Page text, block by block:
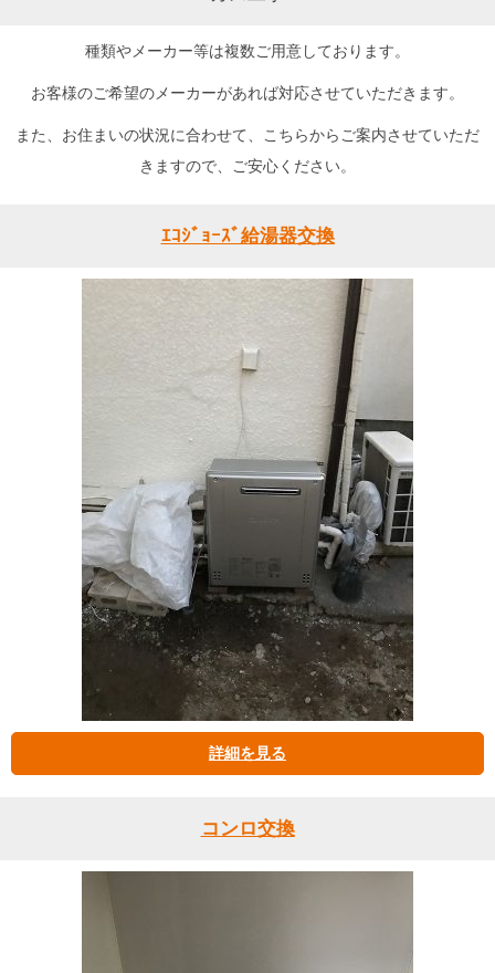
種類やメーカー等は複数ご用意しております。
お客様のご希望のメーカーがあれば対応させていただきます。
また、お住まいの状況に合わせて、こちらからご案内させていただ
きますので、ご安心ください。
ｴｺｼﾞｮｰｽﾞ給湯器交換
詳細を見る
コンロ交換